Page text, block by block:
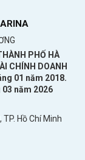
wifi đi
bị: Cục
hướng dẫn
ổ cắm đa
PHỐ HÀ
CHÍNH DOANH
01 năm 2018.
năm 2026
Hồ Chí Minh